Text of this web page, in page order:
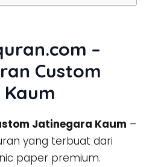
–
Custom
Jatinegara Kaum –
yang terbuat dari
paper premium.